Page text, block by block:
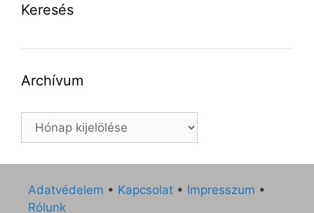
Keresés
Archívum
Archívum
Adatvédelem • Kapcsolat • Impresszum •
Rólunk